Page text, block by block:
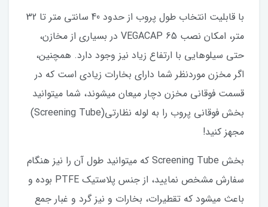
با قابلیت انتخاب طول پروب از حدود 40 سانتی متر تا 32
متر، امکان نصب VEGACAP 65 در بسیاری از مخازن،
حتی سیلوهایی با ارتفاع زیاد نیز وجود دارد. همچنین،
اگر مخزن موردنظر شما دارای بخارات زیادی است که در
قسمت فوقانی مخزن دچار میعان میشوند، شما میتوانید
بخش فوقانی پروب را به لوله نظارتی(Screening Tube)
مجهز کنید!
بخش Screening Tube که میتوانید طول آن را نیز هنگام
سفارش مشخص نمایید، از جنس پلاستیک PTFE بوده و
باعث میشود که تقطیرات، بخارات و نیز گرد و غبار جمع